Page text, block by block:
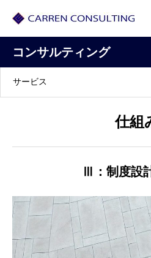
コンサルティング
サービス
仕組
Ⅲ：制度設